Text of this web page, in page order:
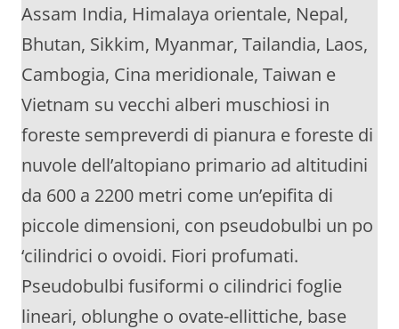
Assam India, Himalaya orientale, Nepal,
Bhutan, Sikkim, Myanmar, Tailandia, Laos,
Cambogia, Cina meridionale, Taiwan e
Vietnam su vecchi alberi muschiosi in
foreste sempreverdi di pianura e foreste di
nuvole dell’altopiano primario ad altitudini
da 600 a 2200 metri come un’epifita di
piccole dimensioni, con pseudobulbi un po
‘cilindrici o ovoidi. Fiori profumati.
Pseudobulbi fusiformi o cilindrici foglie
lineari, oblunghe o ovate-ellittiche, base